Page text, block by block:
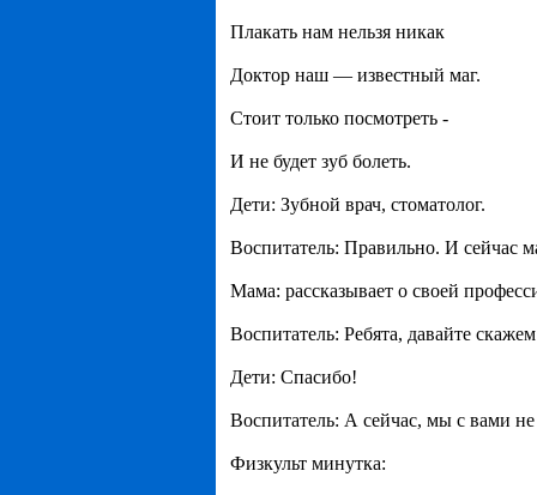
Плакать нам нельзя никак
Доктор наш — известный маг.
Стоит только посмотреть -
И не будет зуб болеть.
Дети: Зубной врач, стоматолог.
Воспитатель: Правильно. И сейчас
Мама: рассказывает о своей
Воспитатель: Ребята, давайте
Дети: Спасибо!
Воспитатель: А сейчас, мы с вами
Физкульт минутка: